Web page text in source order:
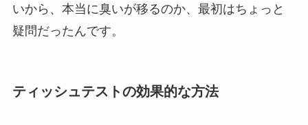
いから、本当に臭いが移るのか、最初はちょっと
疑問だったんです。
ティッシュテストの効果的な方法